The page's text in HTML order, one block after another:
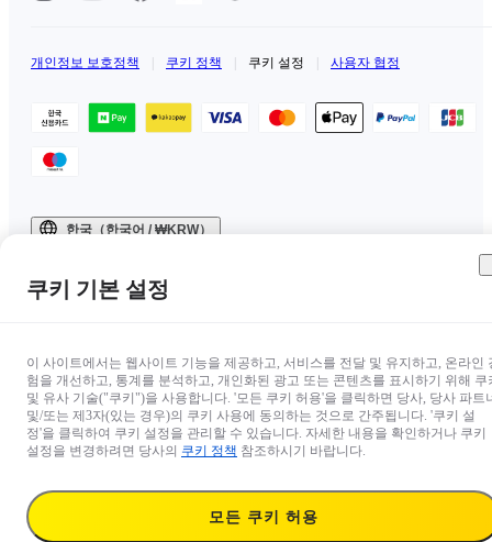
개인정보 보호정책 쿠키 정책 쿠키 설정 사용자 협정
한국（한국어 / ₩KRW）
쿠키 기본 설정
이 사이트에서는 웹사이트 기능을 제공하고, 서비스를 전달 및 유지하고, 온라인
험을 개선하고, 통계를 분석하고, 개인화된 광고 또는 콘텐츠를 표시하기 위해 쿠
및 유사 기술("쿠키")을 사용합니다. '모든 쿠키 허용'을 클릭하면 당사, 당사 파트
및/또는 제3자(있는 경우)의 쿠키 사용에 동의하는 것으로 간주됩니다. '쿠키 설
정'을 클릭하여 쿠키 설정을 관리할 수 있습니다. 자세한 내용을 확인하거나 쿠키
설정을 변경하려면 당사의 쿠키 정책 참조하시기 바랍니다.
모든 쿠키 허용